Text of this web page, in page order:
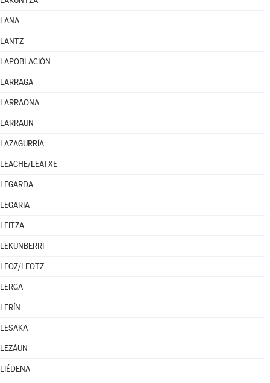
LANA
LANTZ
LAPOBLACIÓN
LARRAGA
LARRAONA
LARRAUN
LAZAGURRÍA
LEACHE/LEATXE
LEGARDA
LEGARIA
LEITZA
LEKUNBERRI
LEOZ/LEOTZ
LERGA
LERÍN
LESAKA
LEZÁUN
LIÉDENA